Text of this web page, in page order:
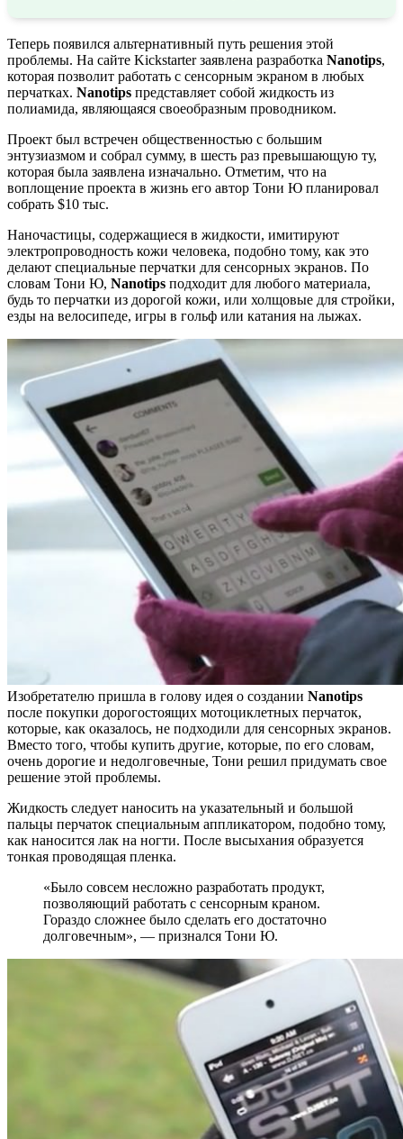
Теперь появился альтернативный путь решения этой
проблемы. На сайте Kickstarter заявлена разработка Nanotips,
которая позволит работать с сенсорным экраном в любых
перчатках. Nanotips представляет собой жидкость из
полиамида, являющаяся своеобразным проводником.
Проект был встречен общественностью с большим
энтузиазмом и собрал сумму, в шесть раз превышающую ту,
которая была заявлена изначально. Отметим, что на
воплощение проекта в жизнь его автор Тони Ю планировал
собрать $10 тыс.
Наночастицы, содержащиеся в жидкости, имитируют
электропроводность кожи человека, подобно тому, как это
делают специальные перчатки для сенсорных экранов. По
словам Тони Ю, Nanotips подходит для любого материала,
будь то перчатки из дорогой кожи, или холщовые для стройки,
езды на велосипеде, игры в гольф или катания на лыжах.
Изобретателю пришла в голову идея о создании Nanotips
после покупки дорогостоящих мотоциклетных перчаток,
которые, как оказалось, не подходили для сенсорных экранов.
Вместо того, чтобы купить другие, которые, по его словам,
очень дорогие и недолговечные, Тони решил придумать свое
решение этой проблемы.
Жидкость следует наносить на указательный и большой
пальцы перчаток специальным аппликатором, подобно тому,
как наносится лак на ногти. После высыхания образуется
тонкая проводящая пленка.
«Было совсем несложно разработать продукт,
позволяющий работать с сенсорным краном.
Гораздо сложнее было сделать его достаточно
долговечным», — признался Тони Ю.